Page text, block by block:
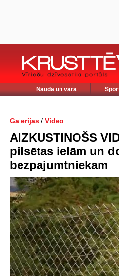
Nauda un vara
Galerijas / Video
AIZKUSTINOŠS
pilsētas ielām un
bezpajumtniekam